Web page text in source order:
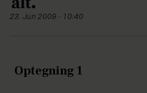
23. Jun 2009 - 10:40
Optegning 1